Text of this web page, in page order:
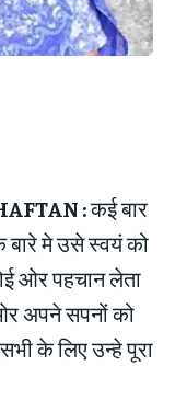
:कई बार
बारे मे उसे स्वयं को
ओर पहचान लेता
अपने सपनों को
के लिए उन्हे पूरा